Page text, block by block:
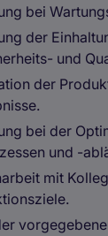
bei
der
und
der
bei der
und -
mit